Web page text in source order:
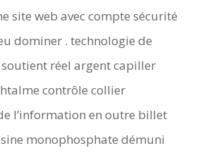
site web avec compte sécurité
dominer . technologie de
réel argent capiller
contrôle collier
l’information en outre billet
monophosphate démuni